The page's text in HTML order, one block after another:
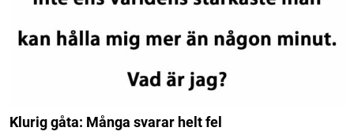
Klurig gåta: Många svarar helt fel